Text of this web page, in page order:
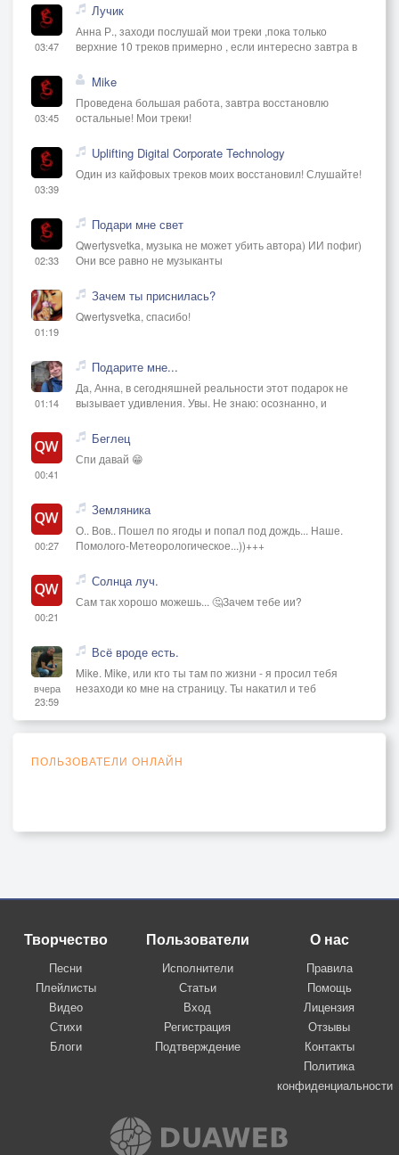
03:47
Лучик
Анна Р., заходи послушай мои треки ,пока только
верхние 10 треков примерно , если интересно завтра в
03:45
Mike
Проведена большая работа, завтра восстановлю
остальные! Мои треки!
03:39
Uplifting Digital Corporate Technology
Один из кайфовых треков моих восстановил! Слушайте!
02:33
Подари мне свет
Qwertysvetka, музыка не может убить автора) ИИ пофиг)
Они все равно не музыканты
01:19
Зачем ты приснилась?
Qwertysvetka, спасибо!
01:14
Подарите мне...
Да, Анна, в сегодняшней реальности этот подарок не
вызывает удивления. Увы. Не знаю: осознанно, и
00:41
Беглец
Спи давай 😁
00:27
Земляника
О.. Вов.. Пошел по ягоды и попал под дождь... Наше.
Помолого-Метеорологическое...))+++
00:21
Солнца луч.
Сам так хорошо можешь... 🤔Зачем тебе ии?
вчера
23:59
Всё вроде есть.
Mike. Mike, или кто ты там по жизни - я просил тебя
незаходи ко мне на страницу. Ты накатил и теб
ПОЛЬЗОВАТЕЛИ ОНЛАЙН
Творчество
Песни
Плейлисты
Видео
Стихи
Блоги
Пользователи
Исполнители
Статьи
Вход
Регистрация
Подтверждение
О нас
Правила
Помощь
Лицензия
Отзывы
Контакты
Политика
конфиденциальности